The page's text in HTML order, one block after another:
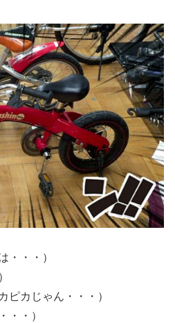
・・・）
ピカじゃん・・・）
・・）